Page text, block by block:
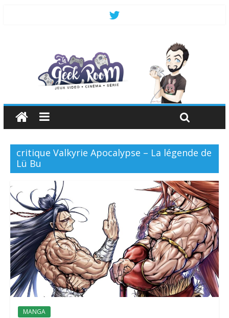
critique Valkyrie Apocalypse – La légende de
Lü Bu
MANGA